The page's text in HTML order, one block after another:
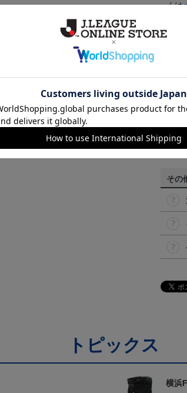
くは
商品
商
ン
なっ
取り
予告
その
トピックス
横浜